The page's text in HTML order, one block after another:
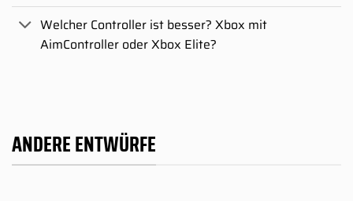
Welcher Controller ist besser? Xbox mit
AimController oder Xbox Elite?
ANDERE ENTWÜRFE